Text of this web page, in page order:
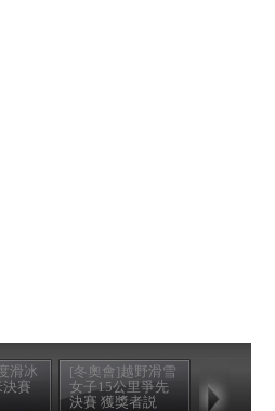
滑冰
決賽
[冬奧會]越野滑雪
女子15公里爭先
決賽 獲獎者説